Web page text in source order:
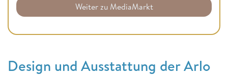
Weiter zu MediaMarkt
Design und Ausstattung der Arlo